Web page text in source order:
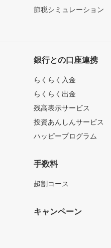
節税シミュレーション
銀行との口座連携
らくらく入金
らくらく出金
残高表示サービス
投資あんしんサービス
ハッピープログラム
手数料
超割コース
キャンペーン